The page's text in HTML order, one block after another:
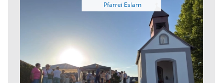
Pfarrei Eslarn